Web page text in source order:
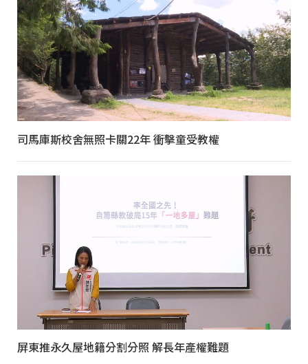
司馬庫斯校舍無照卡關22年 衝擊童受教權
屏東推永久屋地籍分割分照 解長年產權難題